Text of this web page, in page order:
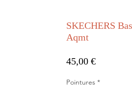
SKECHERS
Aqmt
45,00 €Prix
Pointures *